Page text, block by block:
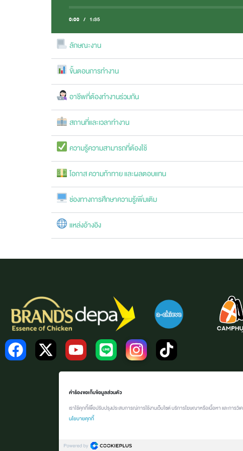
0:00 / 1:35
ลักษณะงาน
ขั้นตอนการทำงาน
อาชีพที่ต้องทำงานร่วมกัน
สถานที่และเวลาทำงาน
ความรู้ความสามารถที่ต้องใช้
โอกาส ความท้าทาย และผลตอบแทน
ช่องทางการศึกษาความรู้เพิ่มเติม
แหล่งอ้างอิง
คำร้องขอเก็บข้อมูลส่วนตัว
เราใช้คุกกี้เพื่อปรับปรุงประสบการณ์การใช้งานเว็บไซต์ บริการโฆษณาหรือเนื้อหา และกา
นโยบายคุกกี้